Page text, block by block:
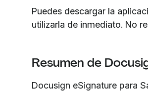
Puedes descargar la
utilizarla de inmediato. No
Resumen de
Docusign eSignature para